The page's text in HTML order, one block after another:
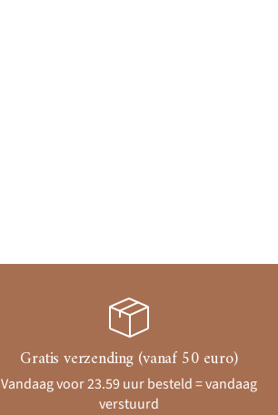
Gratis verzending (vanaf 50 euro)
Vandaag voor 23.59 uur besteld = vandaag
verstuurd